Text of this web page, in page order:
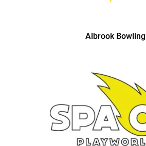
Albrook Bowling